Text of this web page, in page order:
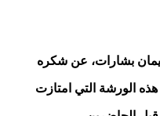
بشارات، عن شكره
الورشة التي امتازت